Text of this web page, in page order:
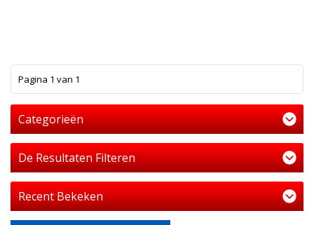
Pagina 1 van 1
Categorieën
De Resultaten Filteren
Recent Bekeken